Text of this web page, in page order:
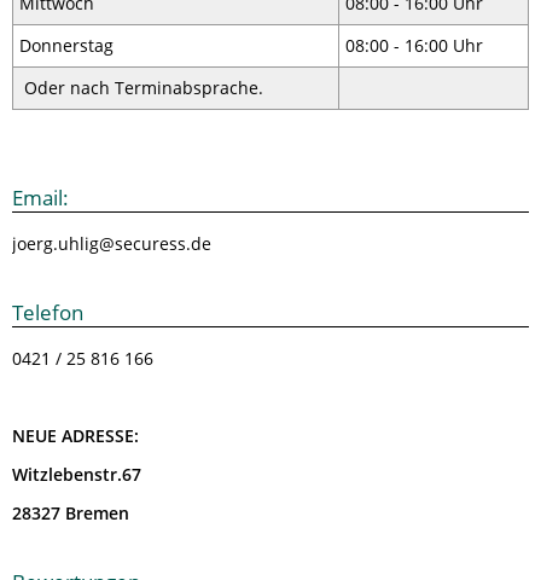
Donnerstag
08:00 - 16:00 Uhr
Oder nach Terminabsprache.
Email:
joerg.uhlig@securess.de
Telefon
0421 / 25 816 166
NEUE ADRESSE:
Witzlebenstr.67
28327 Bremen